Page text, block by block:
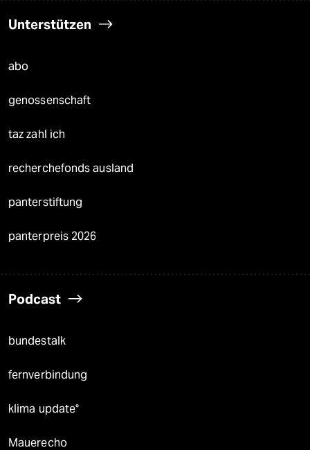
Unterstützen
abo
genossenschaft
taz zahl ich
recherchefonds ausland
panterstiftung
panterpreis 2026
Podcast
bundestalk
fernverbindung
klima update°
Mauerecho